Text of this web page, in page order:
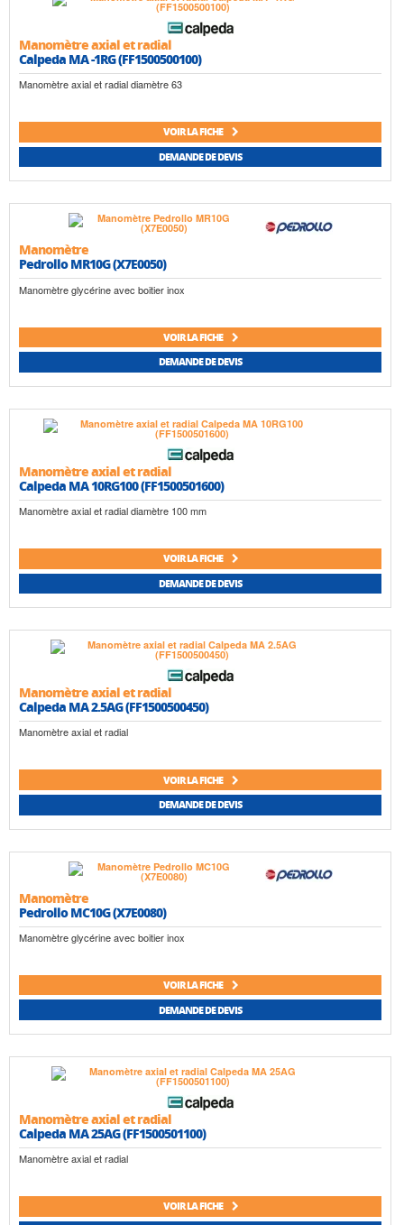
Manomètre axial et radial
Calpeda MA -1RG (FF1500500100)
Manomètre axial et radial diamètre 63
VOIR LA FICHE
DEMANDE DE DEVIS
Manomètre
Pedrollo MR10G (X7E0050)
Manomètre glycérine avec boitier inox
VOIR LA FICHE
DEMANDE DE DEVIS
Manomètre axial et radial
Calpeda MA 10RG100 (FF1500501600)
Manomètre axial et radial diamètre 100 mm
VOIR LA FICHE
DEMANDE DE DEVIS
Manomètre axial et radial
Calpeda MA 2.5AG (FF1500500450)
Manomètre axial et radial
VOIR LA FICHE
DEMANDE DE DEVIS
Manomètre
Pedrollo MC10G (X7E0080)
Manomètre glycérine avec boitier inox
VOIR LA FICHE
DEMANDE DE DEVIS
Manomètre axial et radial
Calpeda MA 25AG (FF1500501100)
Manomètre axial et radial
VOIR LA FICHE